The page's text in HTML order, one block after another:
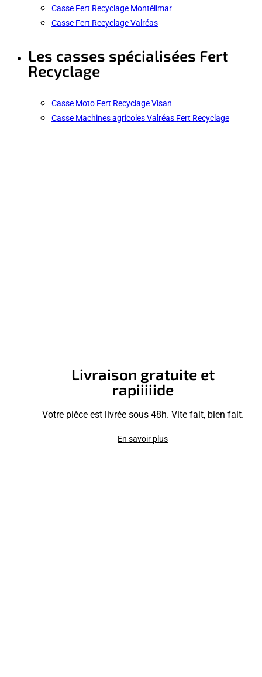
Casse Fert Recyclage Montélimar
Casse Fert Recyclage Valréas
Les casses spécialisées Fert
Recyclage
Casse Moto Fert Recyclage Visan
Casse Machines agricoles Valréas Fert Recyclage
Livraison gratuite et
rapiiiiide
Votre pièce est livrée sous 48h. Vite fait, bien fait.
En savoir plus